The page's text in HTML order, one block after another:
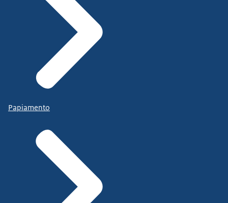
en criminaliteit te voorkomen.
Zetten we ons in voor de bescherming
van de samenleving en het individu.
Handhaven we met
de menselijke maat.
toegankelijke rechtspraak.
van Justitie en Veiligheid.
Met recht voor iedereen.
Papiamento